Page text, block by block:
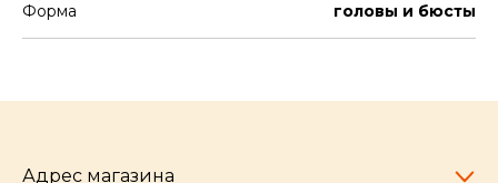
Форма головы и бюсты
Адрес магазина